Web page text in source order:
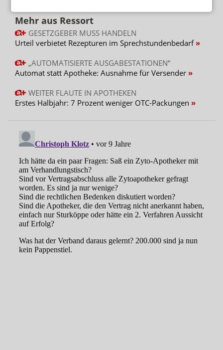
Mehr aus Ressort
GESETZGEBER MUSS HANDELN
Urteil verbietet Rezepturen im Sprechstundenbedarf
„AUTOMATISIERTE AUSGABESTATIONEN“
Automat statt Apotheke: Ausnahme für Versender
WEITER FLAUTE IN APOTHEKEN
Erstes Halbjahr: 7 Prozent weniger OTC-Packungen